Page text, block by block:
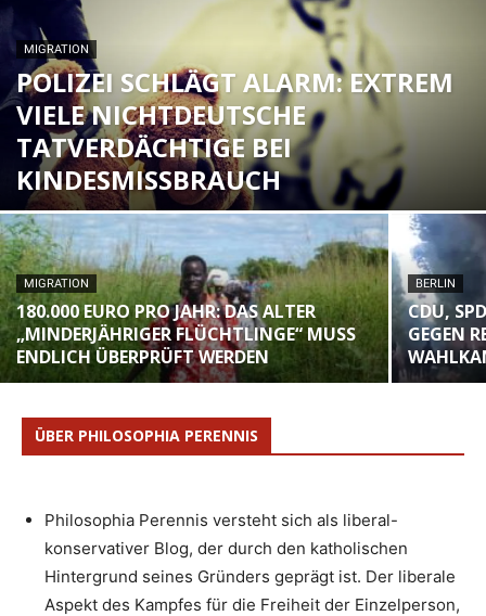
MIGRATION
POLIZEI SCHLÄGT ALARM: EXTREM
VIELE NICHTDEUTSCHE
TATVERDÄCHTIGE BEI
KINDESMISSBRAUCH
MIGRATION
180.000 EURO PRO JAHR: DAS ALTER
„MINDERJÄHRIGER FLÜCHTLINGE“ MUSS
ENDLICH ÜBERPRÜFT WERDEN
BERLIN
CDU,
GEGEN
ÜBER PHILOSOPHIA PERENNIS
Philosophia Perennis versteht sich als liberal-
konservativer Blog, der durch den katholischen
Hintergrund seines Gründers geprägt ist. Der liberale
Aspekt des Kampfes für die Freiheit der Einzelperson,